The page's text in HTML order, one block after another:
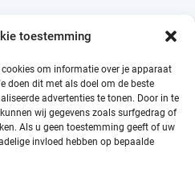
toestemming
om informatie over je apparaat
doen dit met als doel om de beste
advertenties te tonen. Door in te
wij gegevens zoals surfgedrag of
Als u geen toestemming geeft of uw
invloed hebben op bepaalde